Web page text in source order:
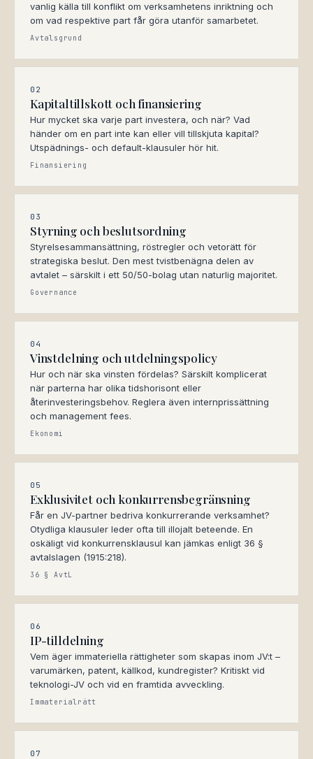
vanlig källa till konflikt om verksamhetens inriktning och
om vad respektive part får göra utanför samarbetet.
Avtalsgrund
02
Kapitaltillskott och finansiering
Hur mycket ska varje part investera, och när? Vad
händer om en part inte kan eller vill tillskjuta kapital?
Utspädnings- och default-klausuler hör hit.
Finansiering
03
Styrning och beslutsordning
Styrelsesammansättning, röstregler och vetorätt för
strategiska beslut. Den mest tvistbenägna delen av
avtalet – särskilt i ett 50/50-bolag utan naturlig majoritet.
Governance
04
Vinstdelning och utdelningspolicy
Hur och när ska vinsten fördelas? Särskilt komplicerat
när parterna har olika tidshorisont eller
återinvesteringsbehov. Reglera även internprissättning
och management fees.
Ekonomi
05
Exklusivitet och konkurrensbegränsning
Får en JV-partner bedriva konkurrerande verksamhet?
Otydliga klausuler leder ofta till illojalt beteende. En
oskäligt vid konkurrensklausul kan jämkas enligt 36 §
avtalslagen (1915:218).
36 § AvtL
06
IP-tilldelning
Vem äger immateriella rättigheter som skapas inom JV:t –
varumärken, patent, källkod, kundregister? Kritiskt vid
teknologi-JV och vid en framtida avveckling.
Immaterialrätt
07